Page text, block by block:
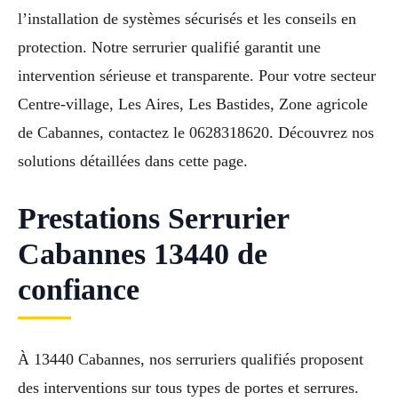
l’installation de systèmes sécurisés et les conseils en
protection. Notre serrurier qualifié garantit une
intervention sérieuse et transparente. Pour votre secteur
Centre-village, Les Aires, Les Bastides, Zone agricole
de Cabannes, contactez le 0628318620. Découvrez nos
solutions détaillées dans cette page.
Prestations Serrurier
Cabannes 13440 de
confiance
À 13440 Cabannes, nos serruriers qualifiés proposent
des interventions sur tous types de portes et serrures.